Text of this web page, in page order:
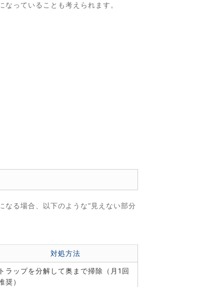
っていることも考えられます。
る場合、以下のような“見えない部分
対処方法
ラップを分解して奥まで掃除（月1回
奨）